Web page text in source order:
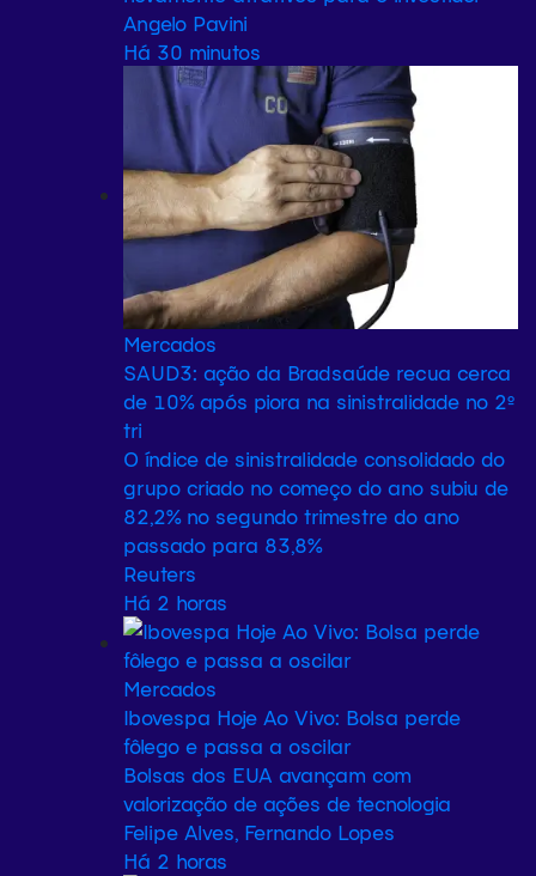
Angelo Pavini
Há 30 minutos
Mercados
SAUD3: ação da Bradsaúde recua cerca
de 10% após piora na sinistralidade no 2º
tri
O índice de sinistralidade consolidado do
grupo criado no começo do ano subiu de
82,2% no segundo trimestre do ano
passado para 83,8%
Reuters
Há 2 horas
Mercados
Ibovespa Hoje Ao Vivo: Bolsa perde
fôlego e passa a oscilar
Bolsas dos EUA avançam com
valorização de ações de tecnologia
Felipe Alves, Fernando Lopes
Há 2 horas